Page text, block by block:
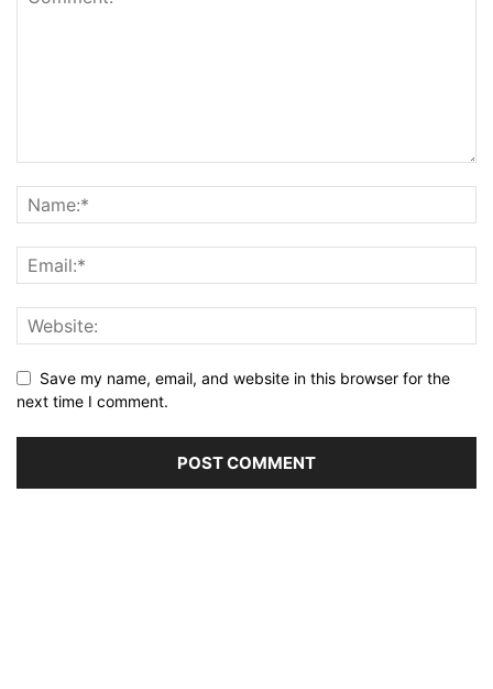
Save my name, email, and website in this browser for the
next time I comment.